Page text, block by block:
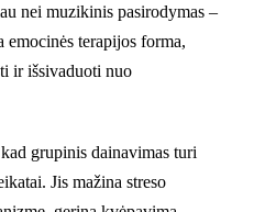
nei muzikinis pasirodymas –
emocinės terapijos forma,
ir išsivaduoti nuo
grupinis dainavimas turi
Jis mažina streso